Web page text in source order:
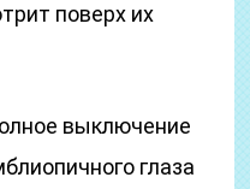
поверх их
выключение
глаза